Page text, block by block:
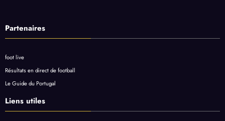
Partenaires
foot live
Résultats en direct de football
Le Guide du Portugal
Liens utiles